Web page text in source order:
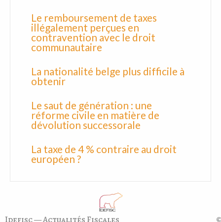
Le remboursement de taxes
illégalement perçues en
contravention avec le droit
communautaire
La nationalité belge plus difficile à
obtenir
Le saut de génération : une
réforme civile en matière de
dévolution successorale
La taxe de 4 % contraire au droit
européen ?
Idefisc — Actualités Fiscales